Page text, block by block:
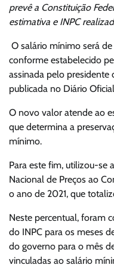
prevê a Constituição
estimativa e INPC
O salário mínimo será
conforme estabelecido
assinada pelo presidente
publicada no Diário
O novo valor atende ao
que determina a
mínimo.
Para este fim, utilizou-se
Nacional de Preços ao
o ano de 2021, que
Neste percentual, foram
do INPC para os meses
do governo para o mês
vinculadas ao salário